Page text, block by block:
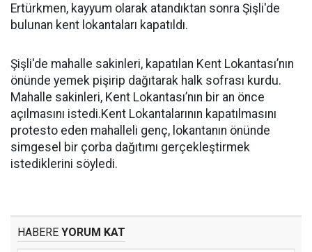
Ertürkmen, kayyum olarak atandıktan sonra Şişli'de
bulunan kent lokantaları kapatıldı.
Şişli'de mahalle sakinleri, kapatılan Kent Lokantası’nın
önünde yemek pişirip dağıtarak halk sofrası kurdu.
Mahalle sakinleri, Kent Lokantası’nın bir an önce
açılmasını istedi.Kent Lokantalarının kapatılmasını
protesto eden mahalleli genç, lokantanın önünde
simgesel bir çorba dağıtımı gerçekleştirmek
istediklerini söyledi.
HABERE YORUM KAT